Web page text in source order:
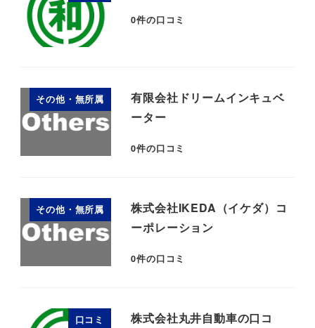
0件の口コミ
その他・無所属
有限会社ドリームインキュベ
ーター
0件の口コミ
その他・無所属
株式会社IKEDA（イケダ）コ
ーポレーション
0件の口コミ
口コミ
株式会社丸井自動車の口コ